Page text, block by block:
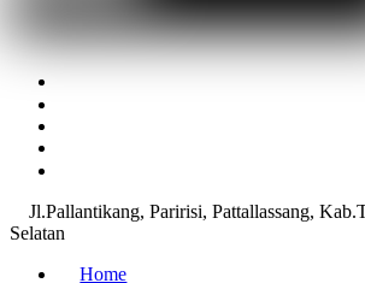
Jl.Pallantikang, Paririsi, Pattallassang,
Selatan
Home